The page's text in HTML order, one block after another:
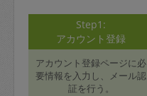
Step1:
アカウント登録
アカウント登録ページに必
要情報を入力し、メール認
証を行う。